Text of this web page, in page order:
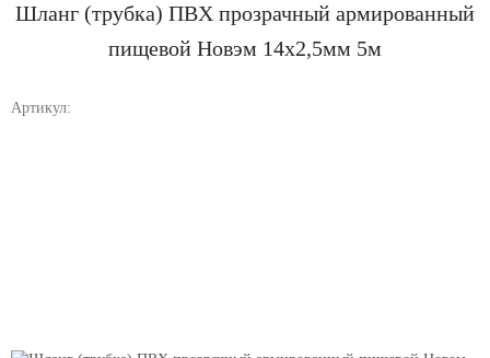
Шланг (трубка) ПВХ прозрачный армированный
пищевой Новэм 14х2,5мм 5м
Артикул: